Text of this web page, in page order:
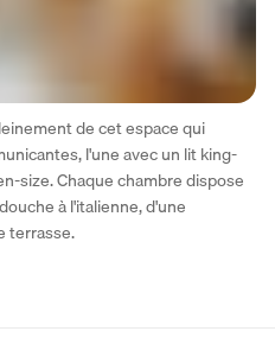
de cet espace qui
l'une avec un lit king-
size. Chaque chambre dispose
à l'italienne, d'une
terrasse.